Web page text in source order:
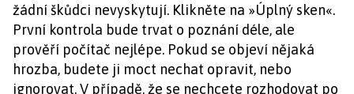
žádní škůdci nevyskytují. Klikněte na »Úplný sken«.
První kontrola bude trvat o poznání déle, ale
prověří počítač nejlépe. Pokud se objeví nějaká
hrozba, budete ji moct nechat opravit, nebo
ignorovat. V případě, že se nechcete rozhodovat po